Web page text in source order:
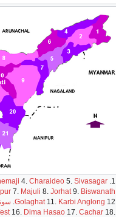
Dhemaji4.Charaideo5.
7.Majuli8.Jorhat9.
Golaghat11.Karbi سونيتپور
West 16.Dima Hasao17.